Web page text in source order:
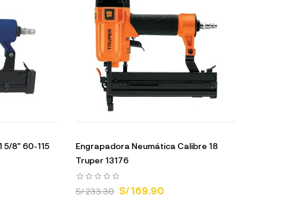
5/8" 60-115
Engrapadora Neumática Calibre 18
Truper 13176
S/ 233.30 S/ 169.90